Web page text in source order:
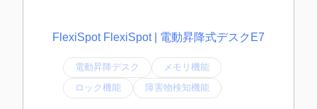
FlexiSpot FlexiSpot | 電動昇降式デスクE7
電動昇降デスク
メモリ機能
ロック機能
障害物検知機能